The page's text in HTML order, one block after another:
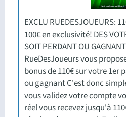
EXCLU RUEDESJOUEURS:
100€ en exclusivité! DES
SOIT PERDANT OU
RueDesJoueurs vous
bonus de 110€ sur votre
ou gagnant C'est donc
vous validez votre compte
réel vous recevez jusqu'à